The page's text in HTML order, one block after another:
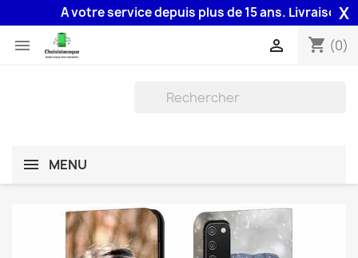
A votre service depuis plus de 15 ans. Livraison X
 shopping_cart (0)

MENU